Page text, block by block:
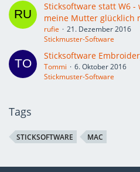
Sticksoftware statt W6
meine Mutter glücklich
rufie
21. Dezember 2016
Stickmuster-Software
Sticksoftware
Tommi
6. Oktober 2016
Stickmuster-Software
Tags
STICKSOFTWARE MAC